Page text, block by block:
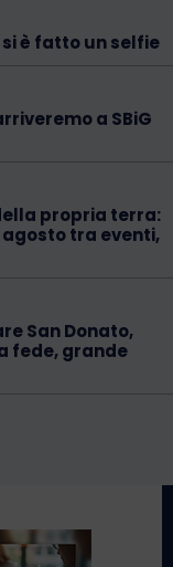
è fatto un selfie
a SBiG
propria terra:
tra eventi,
San Donato,
fede, grande